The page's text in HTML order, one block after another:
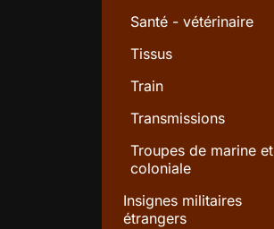
Santé - vétérinaire
Tissus
Train
Transmissions
Troupes de marine et
coloniale
Insignes militaires
étrangers